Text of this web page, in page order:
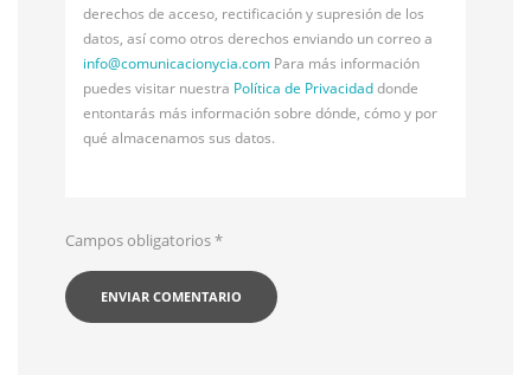
derechos de acceso, rectificación y supresión de los
datos, así como otros derechos enviando un correo a
info@comunicacionycia.com Para más información
puedes visitar nuestra Política de Privacidaddonde
entontarás más información sobre dónde, cómo y por
qué almacenamos sus datos.
Campos obligatorios*